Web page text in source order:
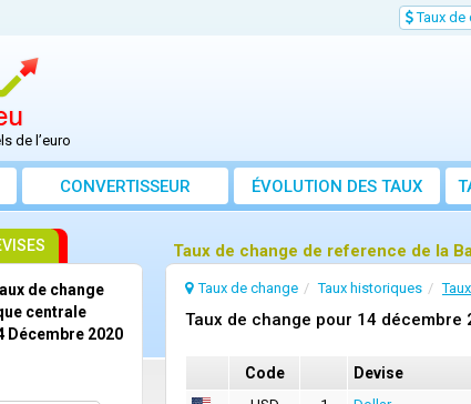
Taux de
de l’euro
CONVERTISSEUR ÉVOLUTION DES TAUX
Taux de change de reference de la
Taux de change Taux historiques
Taux de change pour 14
Code Devise
de change
centrale
Décembre 2020